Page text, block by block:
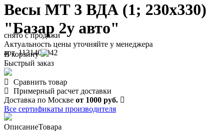
Весы МТ 3 ВДА (1; 230х330)
"Базар 2у авто"
арт. 1131400042
снято с продажи
Актуальность цены уточняйте у менеджера
В корзину
Быстрый заказ
Сравнить товар
Примерный расчет доставки
Доставка по Москве от 1000 руб.
Все сертификаты производителя
ОписаниеТовара